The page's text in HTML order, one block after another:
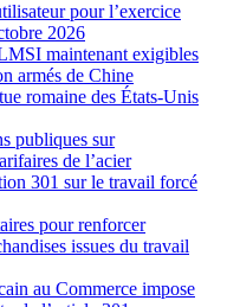
pour l’exercice
2026
maintenant exigibles
armés de Chine
romaine des États-Unis
publiques sur
de l’acier
301 sur le travail forcé
pour renforcer
issues du travail
au Commerce impose